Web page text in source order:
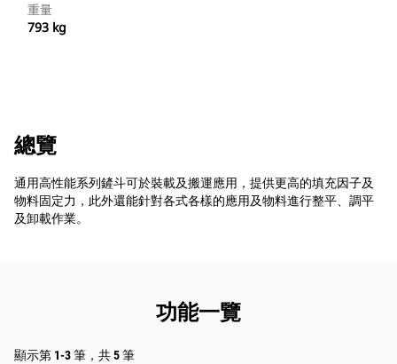
重量
793 kg
總覽
通用高性能系列鏟斗可於裝載及搬運應用，提供更高的填充因子及
物料固定力，此外還能針對各式各樣的應用及物料進行整平、調平
及卸載作業。
功能一覽
顯示第 1-3 筆，共 5 筆